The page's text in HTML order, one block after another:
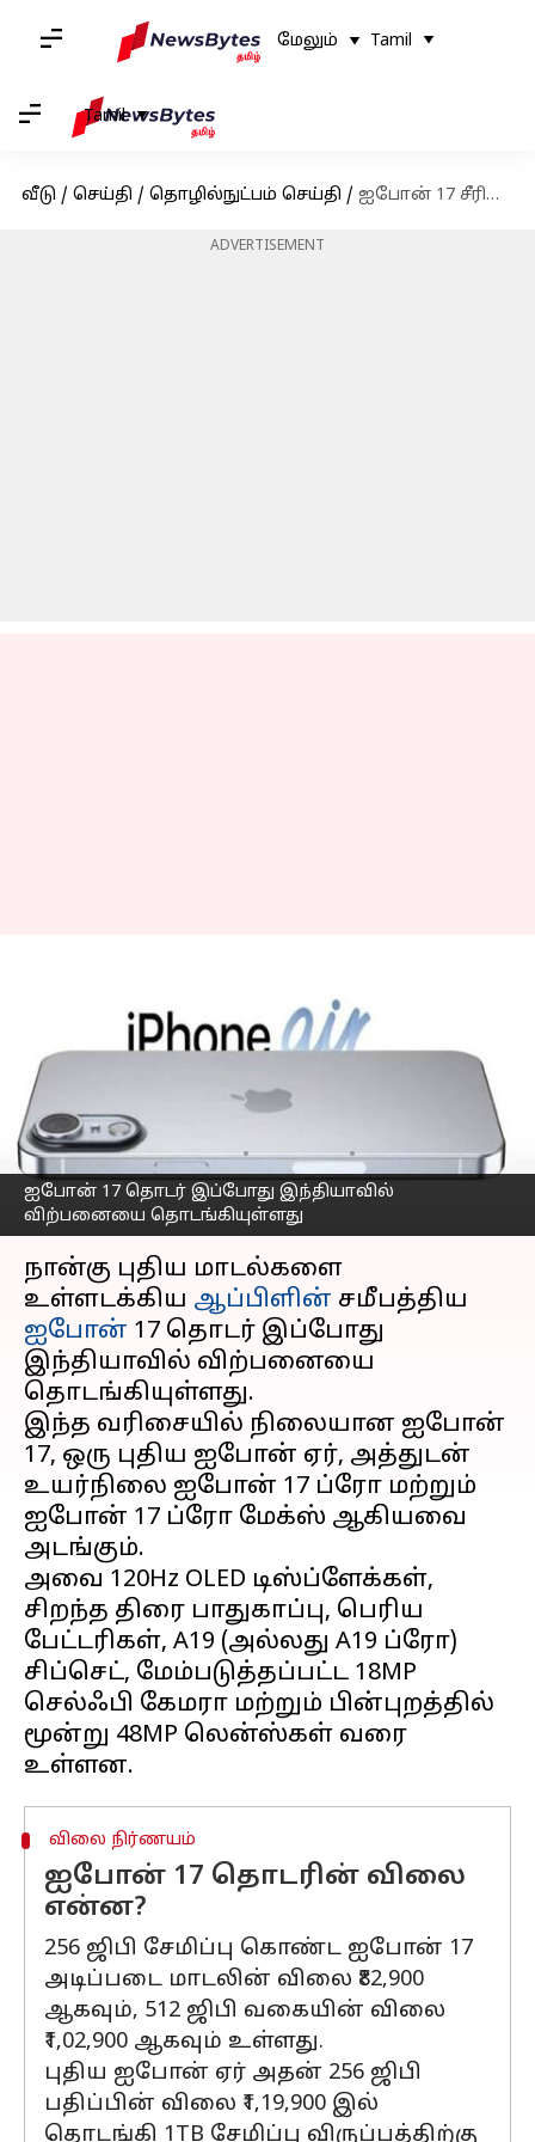
மேலும் Tamil
Tamil
வீடு / செய்தி / தொழில்நுட்பம் செய்தி / ஐபோன் 17 சீரிஸ் இப்போது இந்தியாவில் விற்பனையாகிறது: விலைகள், சலுகைகளை தெரிந்து கொள்ளுங்கள்
ADVERTISEMENT
ஐபோன் 17 தொடர் இப்போது இந்தியாவில்
விற்பனையை தொடங்கியுள்ளது
இப்போது இந்தியாவில்
விற்பனையாகிறது:
விலைகள், சலுகைகளை
தெரிந்து கொள்ளுங்கள்
எழுதியவர் Venkatalakshmi V Sep 19, 2025 11:49 am
செய்தி முன்னோட்டம்
நான்கு புதிய மாடல்களை
உள்ளடக்கிய ஆப்பிளின் சமீபத்திய
ஐபோன் 17 தொடர் இப்போது
இந்தியாவில் விற்பனையை
தொடங்கியுள்ளது.
இந்த வரிசையில் நிலையான ஐபோன்
17, ஒரு புதிய ஐபோன் ஏர், அத்துடன்
உயர்நிலை ஐபோன் 17 ப்ரோ மற்றும்
ஐபோன் 17 ப்ரோ மேக்ஸ் ஆகியவை
அடங்கும்.
அவை 120Hz OLED டிஸ்ப்ளேக்கள்,
சிறந்த திரை பாதுகாப்பு, பெரிய
பேட்டரிகள், A19 (அல்லது A19 ப்ரோ)
சிப்செட், மேம்படுத்தப்பட்ட 18MP
செல்ஃபி கேமரா மற்றும் பின்புறத்தில்
மூன்று 48MP லென்ஸ்கள் வரை
விலை நிர்ணயம்
ஐபோன் 17 தொடரின் விலை
என்ன?
256 ஜிபி சேமிப்பு கொண்ட ஐபோன் 17
அடிப்படை மாடலின் விலை ₹82,900
ஆகவும், 512 ஜிபி வகையின் விலை
₹1,02,900 ஆகவும் உள்ளது.
புதிய ஐபோன் ஏர் அதன் 256 ஜிபி
பதிப்பின் விலை ₹1,19,900 இல்
தொடங்கி 1TB சேமிப்பு விருப்பத்திற்கு